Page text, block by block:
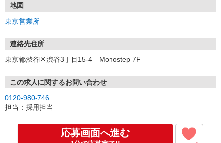
①応募から3営業日を目安に、メールorお電話でご連絡します。
★スマホでWEB面接（LINEなど）・出張面接・事務所面接と選べま
す
③面接実施（履歴書不要）
※ご希望があれば、職場見学の調整もOKです！
お気軽にご応募ください♪
地図
東京営業所
連絡先住所
東京都渋谷区渋谷3丁目15-4 Monostep 7F
この求人に関するお問い合わせ
0120-980-746
担当：採用担当
応募画面へ進む